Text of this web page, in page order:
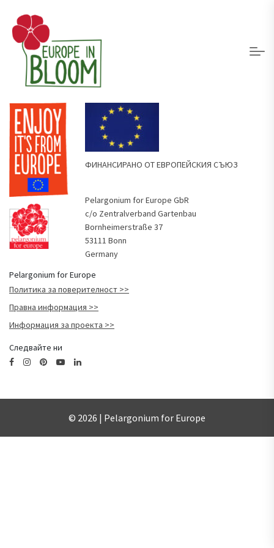
ФИНАНСИРАНО ОТ ЕВРОПЕЙСКИЯ СЪЮЗ
Pelargonium for Europe GbR
c/o Zentralverband Gartenbau
Bornheimerstraße 37
53111 Bonn
Germany
Pelargonium for Europe
Политика за поверителност
Правна информация
Информация за проекта
Следвайте ни
© 2026 | Pelargonium for Europe